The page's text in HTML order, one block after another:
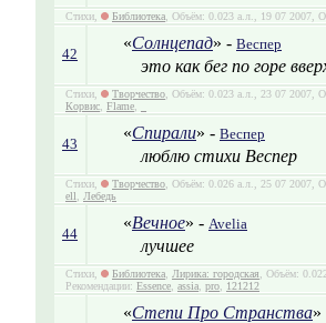
Стихи, Библиотека , Объём: 0.023 а.л., 19 07 2007,
42
«Солнцепад» - Веспер
это как бег по горе
Стихи, Творчество , Объём: 0.023 а.л., 23 07 2007,
Корвис Flame
43
«Спирали» - Веспер
люблю стихи Веспер
Стихи, Творчество , Объём: 0.026 а.л., 25 07 2007,
ell
Лебедь
44
«Вечное» - Avelia
лучшее
Стихи, Библиотека Лирика: городская , Объём:
Рекомендации: Essence assia pro 121212
«Степи Про Странства